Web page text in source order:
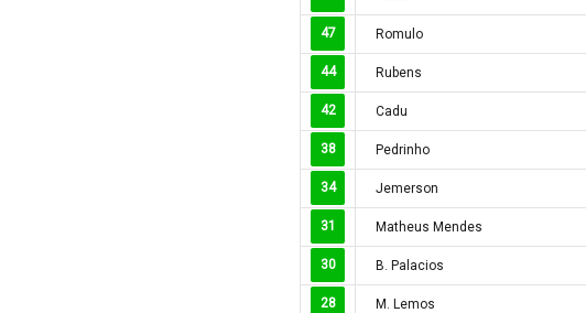
47 Romulo
44 Rubens
42 Cadu
38 Pedrinho
34 Jemerson
31 Matheus Mendes
30 B. Palacios
28 M. Lemos